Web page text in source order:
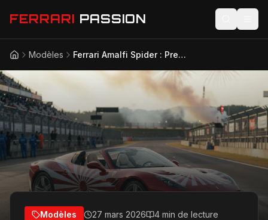
FERRARI PASSION
Actualités
Modèles
Compétition
Technologie
Lifestyle
AccueilModèles Ferrari Amalfi Spider : Première japonaise triomphale à Suzuka
Modèles 27 mars 2026 4 min de lecture